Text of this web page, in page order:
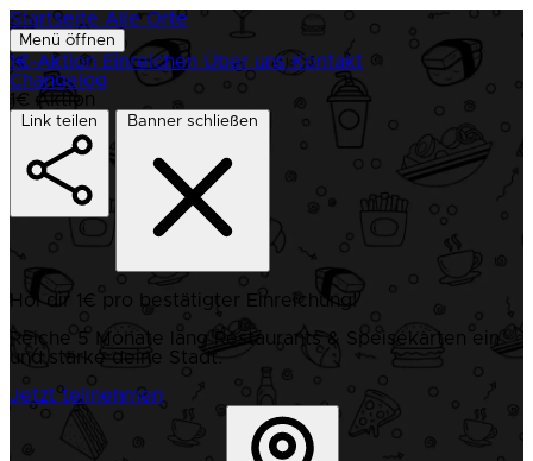
Startseite Alle Orte
Menü öffnen
1€-Aktion Einreichen Über uns Kontakt
Changelog
1€ Aktion
Link teilen Banner schließen
Hol dir 1€ pro bestätigter Einreichung!
Reiche 5 Monate lang Restaurants & Speisekarten ein
und stärke deine Stadt.
Jetzt teilnehmen